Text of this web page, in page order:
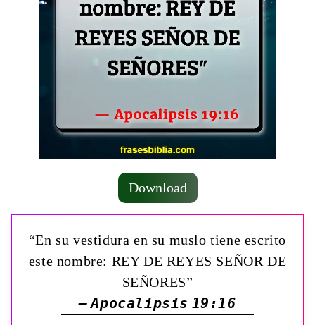
Download
“En su vestidura en su muslo tiene escrito
este nombre: REY DE REYES SEÑOR DE
SEÑORES”
— Apocalipsis 19:16